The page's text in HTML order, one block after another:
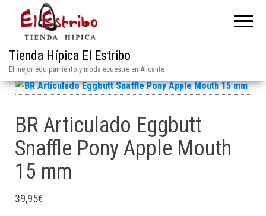
Tienda Hípica El Estribo
El mejor equipamiento y moda ecuestre en Alicante
BR Articulado Eggbutt
Snaffle Pony Apple Mouth
15 mm
39,95€